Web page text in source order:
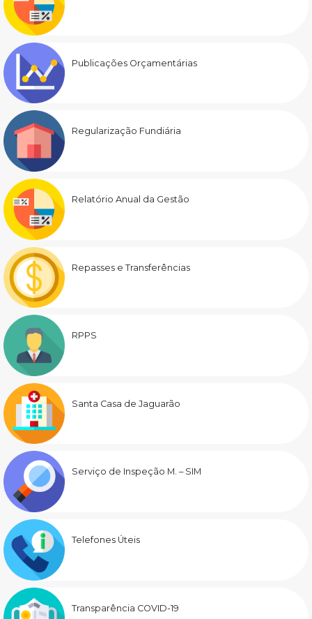
Publicações Orçamentárias
Regularização Fundiária
Relatório Anual da Gestão
Repasses e Transferências
RPPS
Santa Casa de Jaguarão
Serviço de Inspeção M. – SIM
Telefones Úteis
Transparência COVID-19